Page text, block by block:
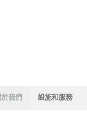
於我們 設施和服務